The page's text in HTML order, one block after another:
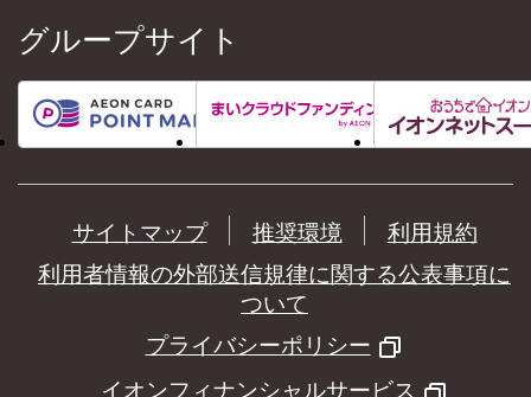
グループサイト
サイトマップ 推奨環境
利用規約
利用者情報の外部送信規律に関する公表事項に
ついて
プライバシーポリシー
イオンフィナンシャルサービス